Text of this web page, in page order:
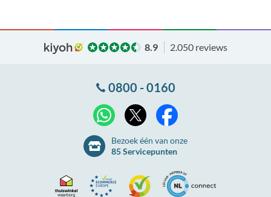
8.9 2.050 reviews
0800 - 0160
WhatsApp
Bezoek één van onze
85 Servicepunten